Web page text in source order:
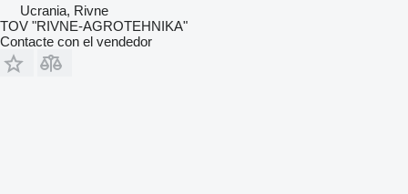
Ucrania, Rivne
TOV "RIVNE-AGROTEHNIKA"
Contacte con el vendedor